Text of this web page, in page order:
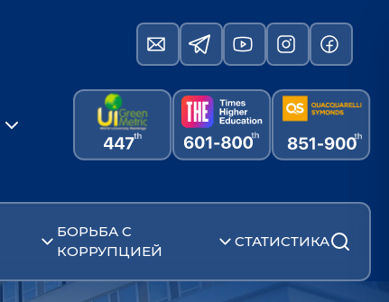
БОРЬБА С
КОРРУПЦИЕЙ
СТАТИСТИКА